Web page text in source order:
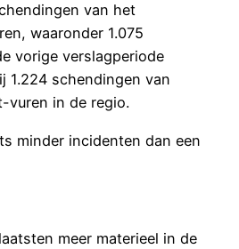
van het
waaronder 1.075
vorige verslagperiode
1.224 schendingen van
vuren in de regio.
minder incidenten dan een
meer materieel in de